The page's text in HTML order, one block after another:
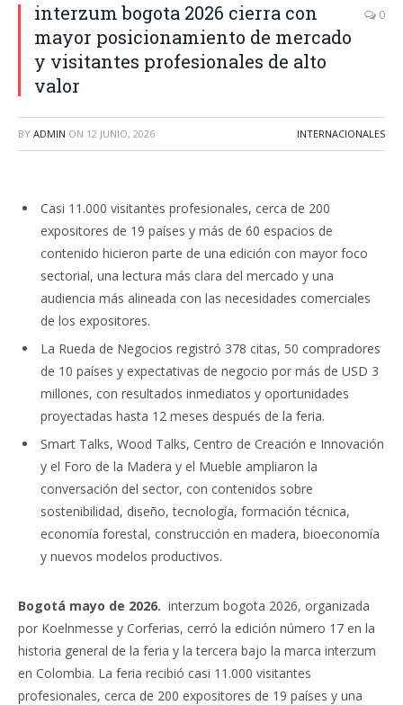
interzum bogota 2026 cierra con
mayor posicionamiento de mercado
y visitantes profesionales de alto
valor
0
BY ADMIN ON 12 JUNIO, 2026 INTERNACIONALES
Casi 11.000 visitantes profesionales, cerca de 200
expositores de 19 países y más de 60 espacios de
contenido hicieron parte de una edición con mayor foco
sectorial, una lectura más clara del mercado y una
audiencia más alineada con las necesidades comerciales
de los expositores.
La Rueda de Negocios registró 378 citas, 50 compradores
de 10 países y expectativas de negocio por más de USD 3
millones, con resultados inmediatos y oportunidades
proyectadas hasta 12 meses después de la feria.
Smart Talks, Wood Talks, Centro de Creación e Innovación
y el Foro de la Madera y el Mueble ampliaron la
conversación del sector, con contenidos sobre
sostenibilidad, diseño, tecnología, formación técnica,
economía forestal, construcción en madera, bioeconomía
y nuevos modelos productivos.
Bogotá mayo de 2026. interzum bogota 2026, organizada
por Koelnmesse y Corferias, cerró la edición número 17 en la
historia general de la feria y la tercera bajo la marca interzum
en Colombia. La feria recibió casi 11.000 visitantes
profesionales, cerca de 200 expositores de 19 países y una